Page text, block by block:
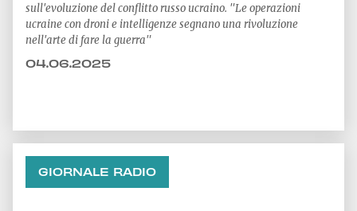
sull'evoluzione del conflitto russo ucraino. "Le operazioni
ucraine con droni e intelligenze segnano una rivoluzione
nell'arte di fare la guerra"
04.06.2025
GIORNALE RADIO